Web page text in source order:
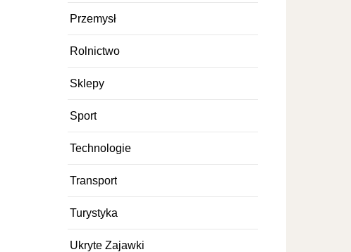
Przemysł
Rolnictwo
Sklepy
Sport
Technologie
Transport
Turystyka
Ukryte Zajawki